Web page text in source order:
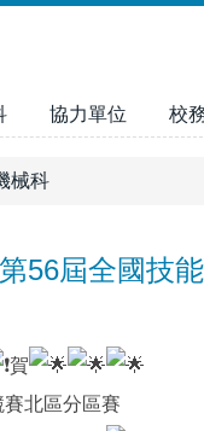
協力單位 校
械科
56屆全國技
賀
北區分區賽